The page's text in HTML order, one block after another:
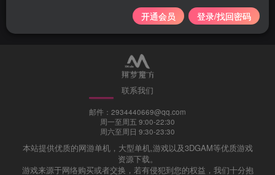
联系我们
邮件：2934440669@qq.com
周一至周五 9:00-22:30
周六至周日 9:30-23:30
本站提供优质的网游单机，大型单机,游戏以及3DGAM等优质游戏
资源下载。
游戏来源于网络购买或者交换，若有侵犯到您的权益，我们十分抱
开通会员 登录/找回密码